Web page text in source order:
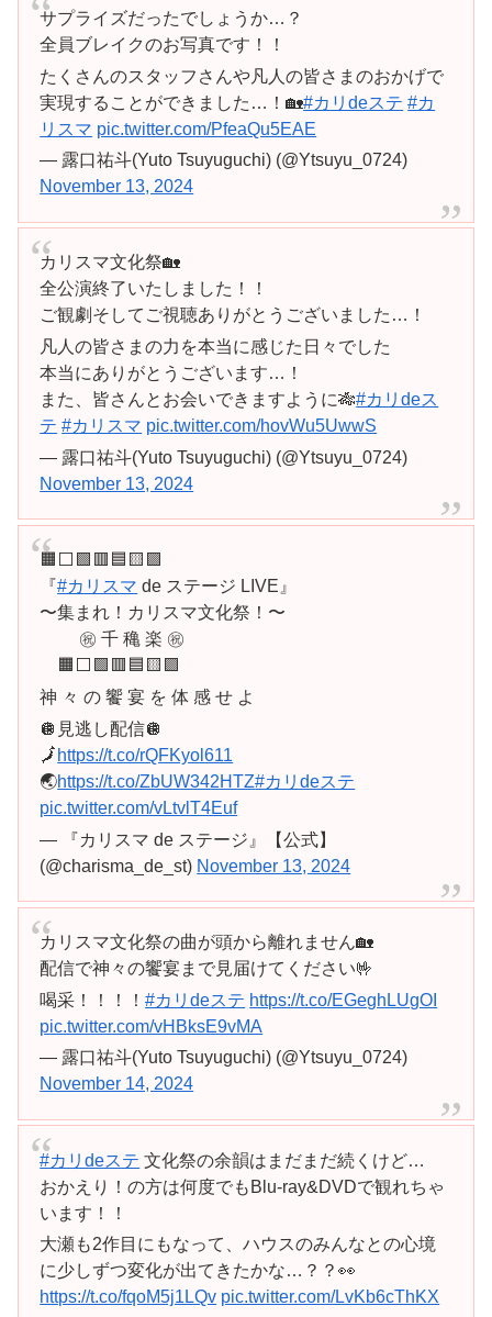
サプライズだったでしょうか…？
全員ブレイクのお写真です！！
たくさんのスタッフさんや凡人の皆さまのおかげで
実現することができました…！🏡#カリdeステ #カ
リスマ pic.twitter.com/PfeaQu5EAE
— 露口祐斗(Yuto Tsuyuguchi) (@Ytsuyu_0724)
November 13, 2024
カリスマ文化祭🏡
全公演終了いたしました！！
ご観劇そしてご視聴ありがとうございました…！
凡人の皆さまの力を本当に感じた日々でした
本当にありがとうございます…！
また、皆さんとお会いできますように🎋#カリdeス
テ #カリスマ pic.twitter.com/hovWu5UwwS
— 露口祐斗(Yuto Tsuyuguchi) (@Ytsuyu_0724)
November 13, 2024
🟧⬜️🟩🟥🟦🟨🟪
『#カリスマ de ステージ LIVE』
〜集まれ！カリスマ文化祭！〜
㊗️ 千 穐 楽 ㊗️
🟧⬜️🟩🟥🟦🟨🟪
神 々 の 饗 宴 を 体 感 せ よ
🪩見逃し配信🪩
🗾 https://t.co/rQFKyol611
🌏https://t.co/ZbUW342HTZ#カリdeステ
pic.twitter.com/vLtvlT4Euf
— 『カリスマ de ステージ』【公式】
(@charisma_de_st) November 13, 2024
カリスマ文化祭の曲が頭から離れません🏡
配信で神々の饗宴まで見届けてください🤟
喝采！！！！#カリdeステ https://t.co/EGeghLUgOI
pic.twitter.com/vHBksE9vMA
— 露口祐斗(Yuto Tsuyuguchi) (@Ytsuyu_0724)
November 14, 2024
#カリdeステ 文化祭の余韻はまだまだ続くけど…
おかえり！の方は何度でもBlu-ray&DVDで観れちゃ
います！！
大瀬も2作目にもなって、ハウスのみんなとの心境
に少しずつ変化が出てきたかな…？？👀
https://t.co/fqoM5j1LQv pic.twitter.com/LvKb6cThKX